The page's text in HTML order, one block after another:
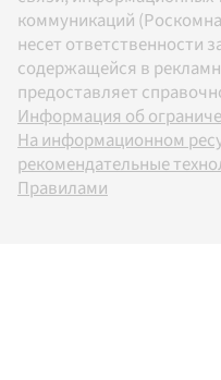
коммуникаций
несет ответственности
содержащейся в
предоставляет
Информация об
На информационном
рекомендательные
Правилами